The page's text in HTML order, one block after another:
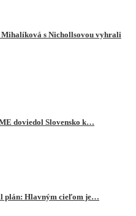
s Nichollsovou vyhrali
doviedol Slovensko k…
plán: Hlavným cieľom je…